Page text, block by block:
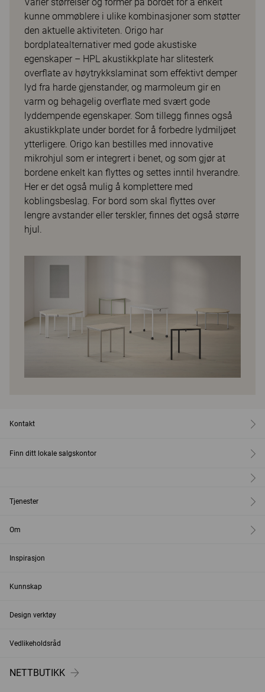
kunne ommøblere i ulike kombinasjoner som støtter
den aktuelle aktiviteten. Origo har
bordplatealternativer med gode akustiske
egenskaper – HPL akustikkplate har slitesterk
overflate av høytrykkslaminat som effektivt demper
lyd fra harde gjenstander, og marmoleum gir en
varm og behagelig overflate med svært gode
lyddempende egenskaper. Som tillegg finnes også
akustikkplate under bordet for å forbedre lydmiljøet
ytterligere. Origo kan bestilles med innovative
mikrohjul som er integrert i benet, og som gjør at
bordene enkelt kan flyttes og settes inntil hverandre.
Her er det også mulig å komplettere med
koblingsbeslag. For bord som skal flyttes over
lengre avstander eller terskler, finnes det også større
hjul.
Kontakt
Finn ditt lokale salgskontor
Tjenester
Om
Inspirasjon
Kunnskap
Design verktøy
Vedlikeholdsråd
NETTBUTIKK